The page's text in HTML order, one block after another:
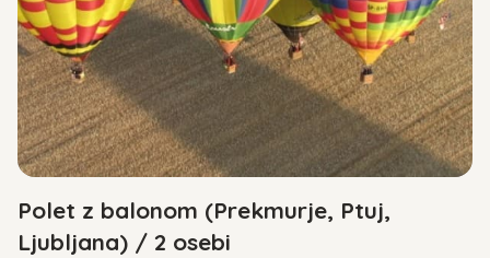
Polet z balonom (Prekmurje, Ptuj,
Ljubljana) / 2 osebi